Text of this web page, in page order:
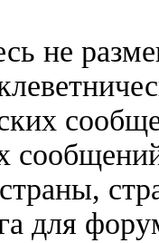
не
для